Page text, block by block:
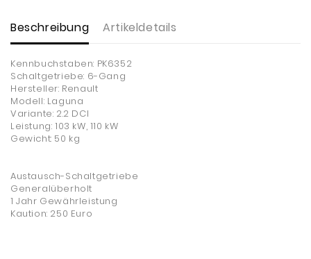
Beschreibung Artikeldetails
Kennbuchstaben: PK6352
Schaltgetriebe: 6-Gang
Hersteller: Renault
Modell: Laguna
Variante: 2.2 DCI
Leistung: 103 kW, 110 kW
Gewicht: 50 kg
Austausch-Schaltgetriebe
Generalüberholt
1 Jahr Gewährleistung
Kaution: 250 Euro